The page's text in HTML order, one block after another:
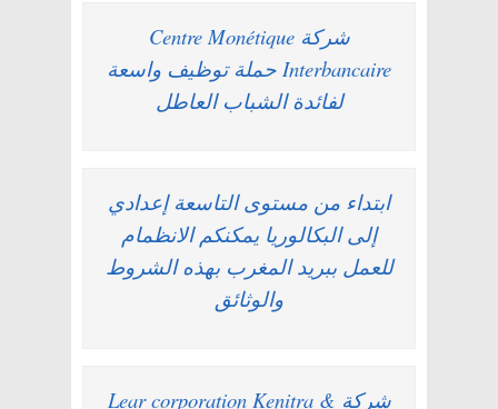
شركة Centre Monétique
Interbancaire حملة توظيف واسعة
لفائدة الشباب العاطل
ابتداء من مستوى التاسعة إعدادي
إلى البكالوريا يمكنكم الانظمام
للعمل ببريد المغرب بهذه الشروط
والوثائق
شركة Lear corporation Kenitra &